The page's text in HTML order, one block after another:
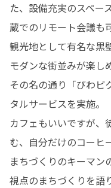
た、設備充実のスペース
蔵でのリモート会議も
観光地として有名な黒
モダンな街並みが楽し
その名の通り「びわピ
タルサービスを実施。
カフェもいいですが、
む、自分だけのコーヒ
まちづくりのキーマン
視点のまちづくりを語